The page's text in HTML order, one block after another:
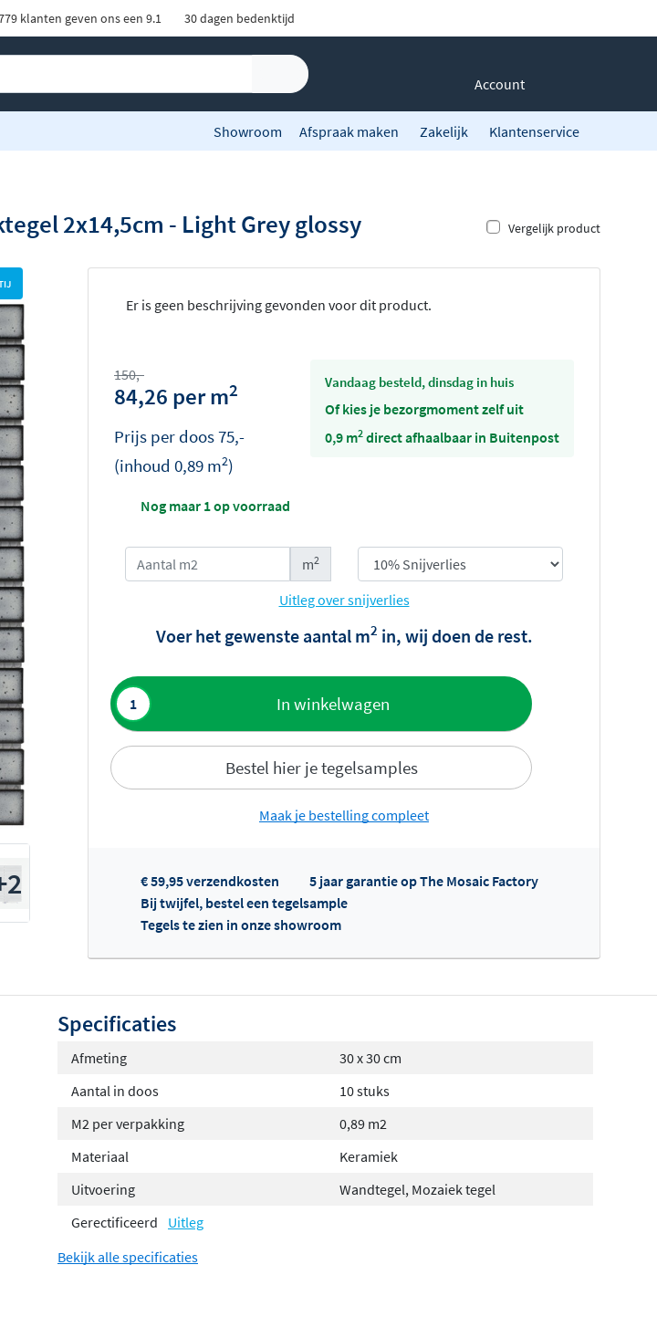
klanten geven ons een 9.1 30 dagen bedenktijd
Account
Showroom Afspraak maken Zakelijk Klantenservice
2x14,5cm - Light Grey glossy Vergelijk product
Er is geen beschrijving gevonden voor dit product.
150,-
84,26 per m2
Prijs per doos75,-
(inhoud 0,89 m2)
vandaag besteld, dinsdag in huis
Of kies je bezorgmoment zelf uit
0,9 m2 direct afhaalbaar in Buitenpost
Nog maar 1 op voorraad
m2
Uitleg over snijverlies
Voer het gewenste aantal m2 in, wij doen de rest.
In winkelwagen
Bestel hier je tegelsamples
Toevoegen aan offerte
Maak je bestelling compleet
€ 59,95 verzendkosten
5 jaar garantie op The Mosaic Factory
Bij twijfel, bestel een tegelsample
Tegels te zien in onze showroom
Specificaties
Afmeting
30 x 30 cm
Aantal in doos
10 stuks
M2 per verpakking
0,89 m2
Materiaal
Keramiek
Uitvoering
Wandtegel, Mozaiek tegel
Gerectificeerd
Uitleg
Bekijk alle specificaties